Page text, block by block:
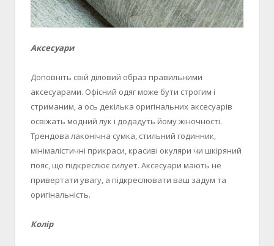
Аксесуари
Доповніть свій діловий образ правильними
аксесуарами. Офісний одяг може бути строгим і
стриманим, а ось декілька оригінальних аксесуарів
освіжать модний лук і додадуть йому жіночності.
Трендова лаконічна сумка, стильний годинник,
мінімалістичні прикраси, красиві окуляри чи шкіряний
пояс, що підкреслює силует. Аксесуари мають не
привертати увагу, а підкреслювати ваш задум та
оригінальність.
Колір